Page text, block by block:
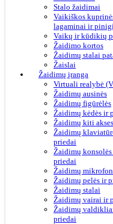
Stalo žaidimai
Vaikiškos
lagaminai ir
Vaikų ir kūdikių
Žaidimo kortos
Žaidimų stalai
Žaislai
Žaidimų įranga
Virtuali realybė
Žaidimų ausinės
Žaidimų figūrėlės
Žaidimų kėdės ir
Žaidimų kiti
Žaidimų
priedai
Žaidimų
priedai
Žaidimų
Žaidimų pelės ir
Žaidimų stalai
Žaidimų vairai ir
Žaidimų
priedai